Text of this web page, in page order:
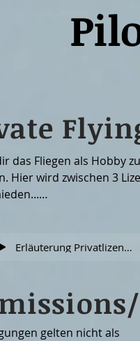
das Fliegen als Hobby zu
Hier wird zwischen 3
Variante im
Pilot Licence (LAPL) -
PPL.
Erläuterung Privatlizenzen
gelten nicht als